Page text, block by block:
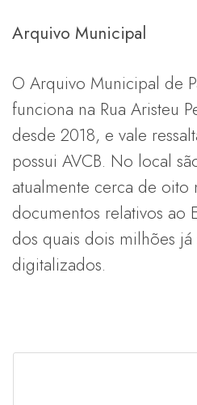
Arquivo Municipal
O Arquivo Municipal de
funciona na Rua Aristeu
desde 2018, e vale
possui AVCB. No local
atualmente cerca de oito
documentos relativos ao
dos quais dois milhões já
digitalizados.